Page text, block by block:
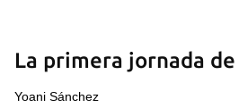
La primera jornada
Yoani Sánchez